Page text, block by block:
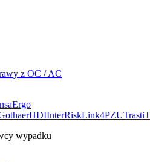
z OC / AC
Ergo
HDIInterRiskLink4PZUTrasti
wypadku